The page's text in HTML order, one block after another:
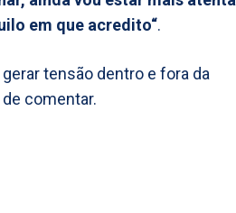
em que acredito“.
tensão dentro e fora da
comentar.